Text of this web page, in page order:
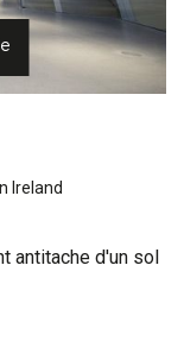
Ireland
antitache d'un sol